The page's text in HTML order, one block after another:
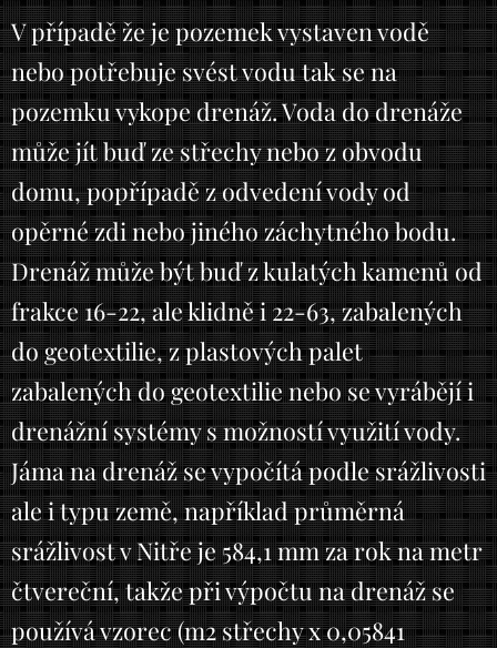
V případě že je pozemek vystaven vodě
nebo potřebuje svést vodu tak se na
pozemku vykope drenáž. Voda do drenáže
může jít buď ze střechy nebo z obvodu
domu, popřípadě z odvedení vody od
opěrné zdi nebo jiného záchytného bodu.
Drenáž může být buď z kulatých kamenů od
frakce 16-22, ale klidně i 22-63, zabalených
do geotextilie, z plastových palet
zabalených do geotextilie nebo se vyrábějí i
drenážní systémy s možností využití vody.
Jáma na drenáž se vypočítá podle srážlivosti
ale i typu země, například průměrná
srážlivost v Nitře je 584,1 mm za rok na metr
čtvereční, takže při výpočtu na drenáž se
používá vzorec (m2 střechy x 0,05841